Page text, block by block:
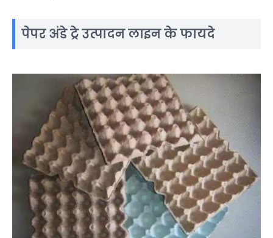
पेपर अंडे ट्रे उत्पादन लाइन के फायदे